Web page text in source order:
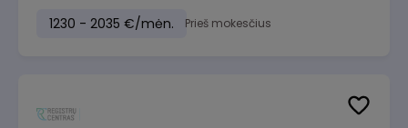
1230 - 2035 €/mėn. Prieš mokesčius